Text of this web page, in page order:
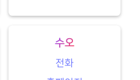
수오
전화